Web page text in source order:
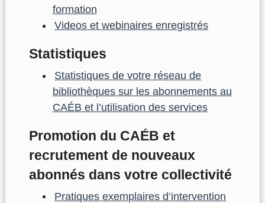
formation
Videos et webinaires enregistrés
Statistiques
Statistiques de votre réseau de
bibliothèques sur les abonnements au
CAÉB et l’utilisation des services
Promotion du CAÉB et
recrutement de nouveaux
abonnés dans votre collectivité
Pratiques exemplaires d’intervention